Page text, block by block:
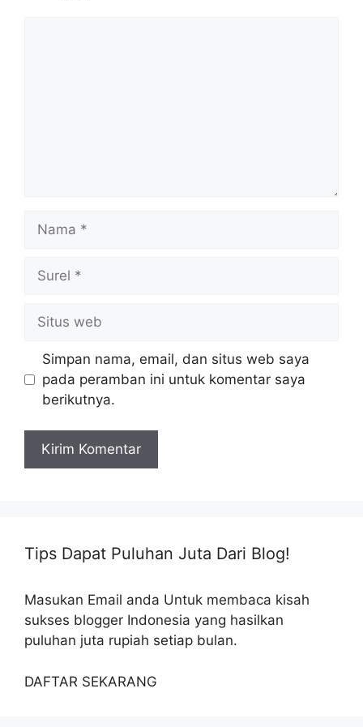
web
Simpan nama, email, dan situs web saya
pada peramban ini untuk komentar saya
berikutnya.
Tips Dapat Puluhan Juta Dari Blog!
Masukan Email anda Untuk membaca kisah
sukses blogger Indonesia yang hasilkan
puluhan juta rupiah setiap bulan.
DAFTAR SEKARANG